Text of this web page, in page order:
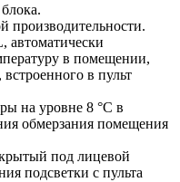
производительности.
автоматически
в помещении,
в пульт
на уровне 8 °С в
обмерзания помещения
под лицевой
подсветки с пульта